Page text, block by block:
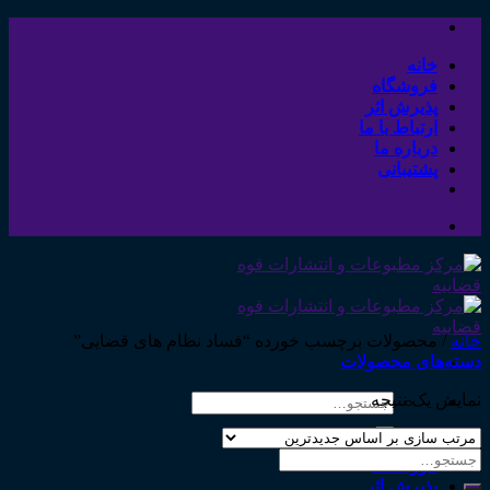
Skip
contentخانه
فروشگاه
پذیرش اثر
ارتباط با ما
درباره ما
پشتیبانی
جستجو
خانه
فروشگاه
پذیرش اثر
خانه /محصولات برچسب خورده “فساد نظام های قضایی”
دسته‌های محصولات
نمایش یک نتیجه
جستجو